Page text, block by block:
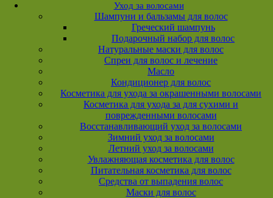
Уход за волосами
Шампуни и бальзамы для волос
Греческий шампунь
Подарочный набор для волос
Натуральные маски для волос
Спреи для волос и лечение
Масло
Кондиционер для волос
Косметика для ухода за окрашенными волосами
Косметика для ухода за для сухими и
поврежденными волосами
Восстанавливающий уход за волосами
Зимний уход за волосами
Летний уход за волосами
Увлажняющая косметика для волос
Питательная косметика для волос
Средства от выпадения волос
Маски для волос